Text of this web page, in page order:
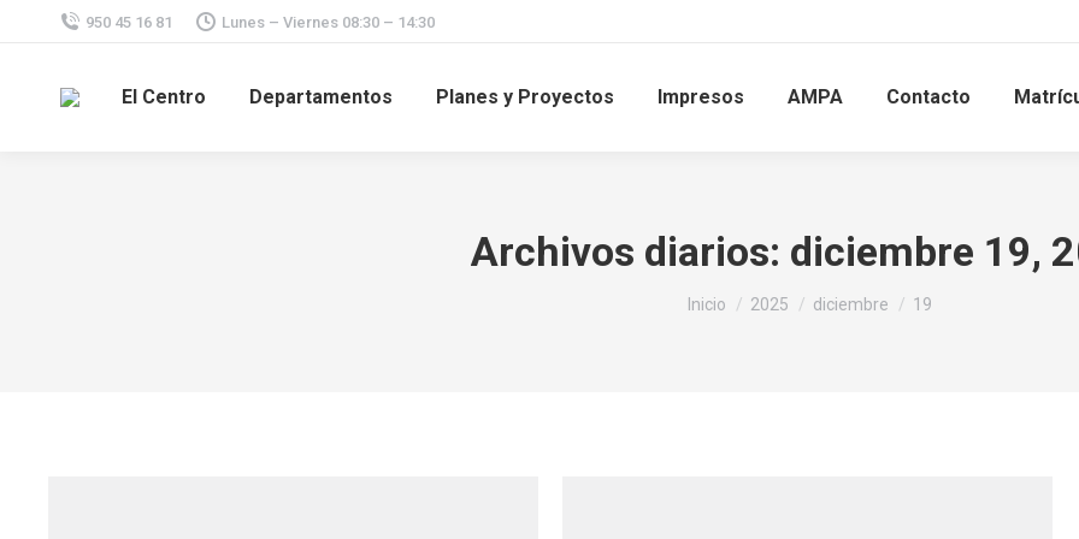
950 45 16 81 Lunes – Viernes 08:30 – 14:30
El Centro Departamentos Planes y Proyectos Impresos AMPA Contacto
Archivos diarios: diciembre 19,
Estás aquí:
Inicio 2025 diciembre 19